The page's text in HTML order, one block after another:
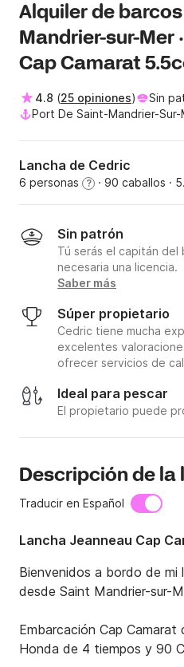
Alquiler de
Mandrier-sur-Mer
Cap Camarat
4.8 (25 opiniones) Sin
Port De Saint-Mandrier-Sur-
Lancha de Cedric
6 personas ? · 90 caballos ·
Sin patrón
Tú serás el capitán del
necesaria una licencia.
Saber más
Súper propietario
Cedric tiene mucha
excelentes
ofrecer servicios de
Ideal para pescar
El propietario puede
Descripción de la
Traducir en Español
Lancha Jeanneau Cap
Bienvenidos a bordo de mi
desde Saint Mandrier-sur-
Embarcación Cap
Honda de 4 tiempos y 90